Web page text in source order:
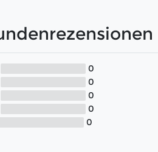
0
0
0
0
0